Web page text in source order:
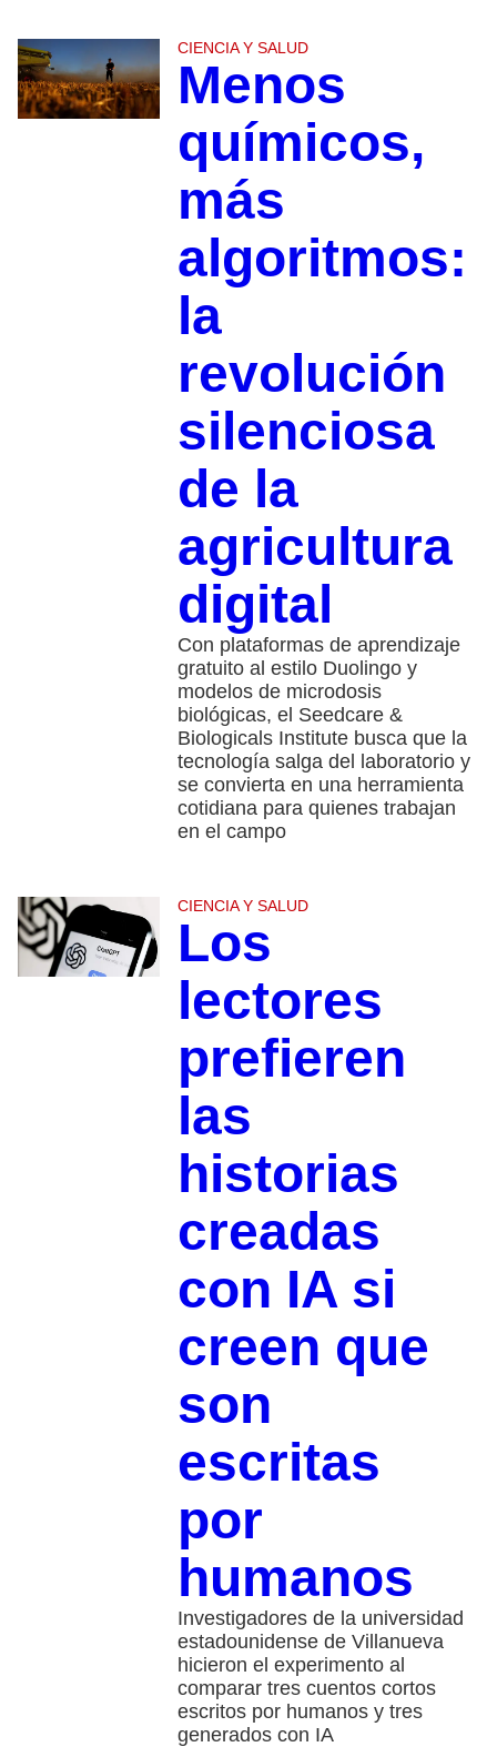
CIENCIA Y SALUD
Menos
químicos,
más
algoritmos:
la
revolución
silenciosa
de la
agricultura
digital
Con plataformas de aprendizaje
gratuito al estilo Duolingo y
modelos de microdosis
biológicas, el Seedcare &
Biologicals Institute busca que la
tecnología salga del laboratorio y
se convierta en una herramienta
cotidiana para quienes trabajan
en el campo
CIENCIA Y SALUD
Los
lectores
prefieren
las
historias
creadas
con IA si
creen que
son
escritas
por
humanos
Investigadores de la universidad
estadounidense de Villanueva
hicieron el experimento al
comparar tres cuentos cortos
escritos por humanos y tres
generados con IA